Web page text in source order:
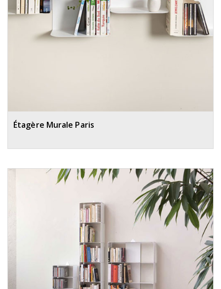
Étagère Murale Paris